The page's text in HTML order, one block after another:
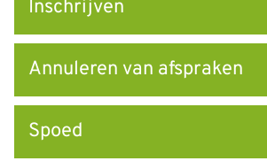
Inschrijven
Annuleren van afspraken
Spoed